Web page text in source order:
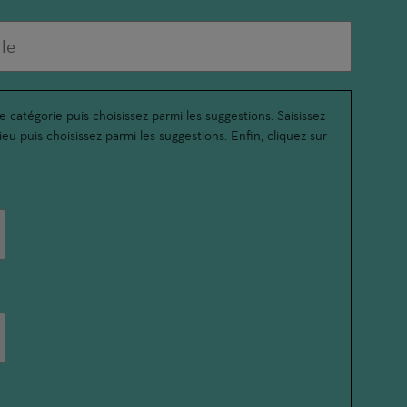
catégorie puis choisissez parmi les suggestions. Saisissez
puis choisissez parmi les suggestions. Enfin, cliquez sur